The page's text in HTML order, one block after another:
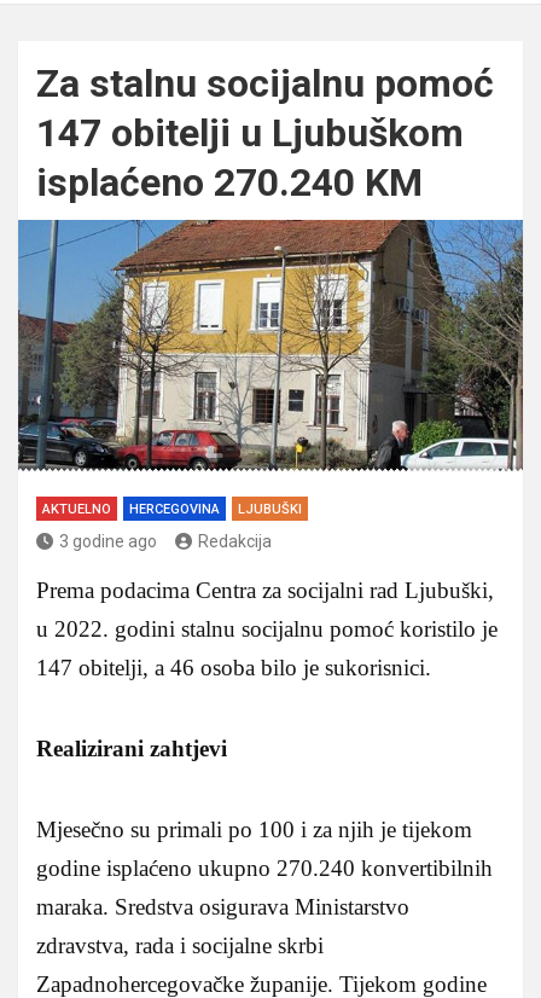
Za stalnu socijalnu pomoć
147 obitelji u Ljubuškom
isplaćeno 270.240 KM
AKTUELNO HERCEGOVINA LJUBUŠKI
3 godine ago Redakcija
Prema podacima Centra za socijalni rad Ljubuški,
u 2022. godini stalnu socijalnu pomoć koristilo je
147 obitelji, a 46 osoba bilo je sukorisnici.
Realizirani zahtjevi
Mjesečno su primali po 100 i za njih je tijekom
godine isplaćeno ukupno 270.240 konvertibilnih
maraka. Sredstva osigurava Ministarstvo
zdravstva, rada i socijalne skrbi
Zapadnohercegovačke županije. Tijekom godine